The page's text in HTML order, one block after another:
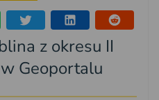
z okresu II
Geoportalu